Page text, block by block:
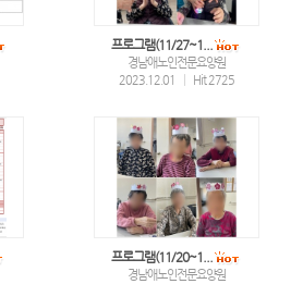
프로그램(11/27~1...
경남애노인전문요양원
2023.12.01
Hit 2725
프로그램(11/20~1...
경남애노인전문요양원